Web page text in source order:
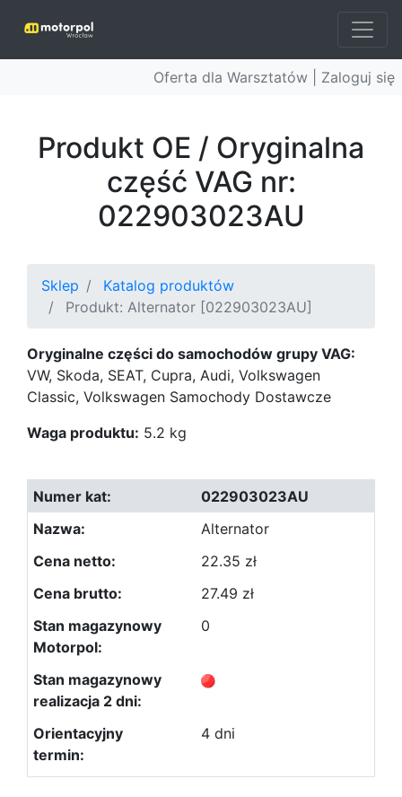
Oferta dla Warsztatów | Zaloguj się
Produkt OE / Oryginalna
część VAG nr:
022903023AU
Sklep
Katalog produktów
Produkt: Alternator [022903023AU]
Oryginalne części do samochodów grupy VAG:
VW, Skoda, SEAT, Cupra, Audi, Volkswagen
Classic, Volkswagen Samochody Dostawcze
Waga produktu: 5.2 kg
022903023AU
Alternator
22.35 zł
27.49 zł
0
4 dni